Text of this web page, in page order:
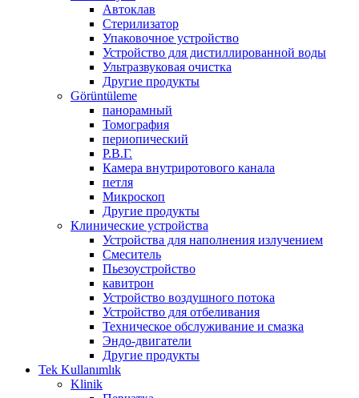
Автоклав
Стерилизатор
Упаковочное устройство
Устройство для дистиллированной воды
Ультразвуковая очистка
Другие продукты
Görüntüleme
панорамный
Томография
периопический
Р.В.Г.
Камера внутриротового канала
петля
Микроскоп
Другие продукты
Клинические устройства
Устройства для наполнения излучением
Смеситель
Пьезоустройство
кавитрон
Устройство воздушного потока
Устройство для отбеливания
Техническое обслуживание и смазка
Эндо-двигатели
Другие продукты
Tek Kullanımlık
Klinik